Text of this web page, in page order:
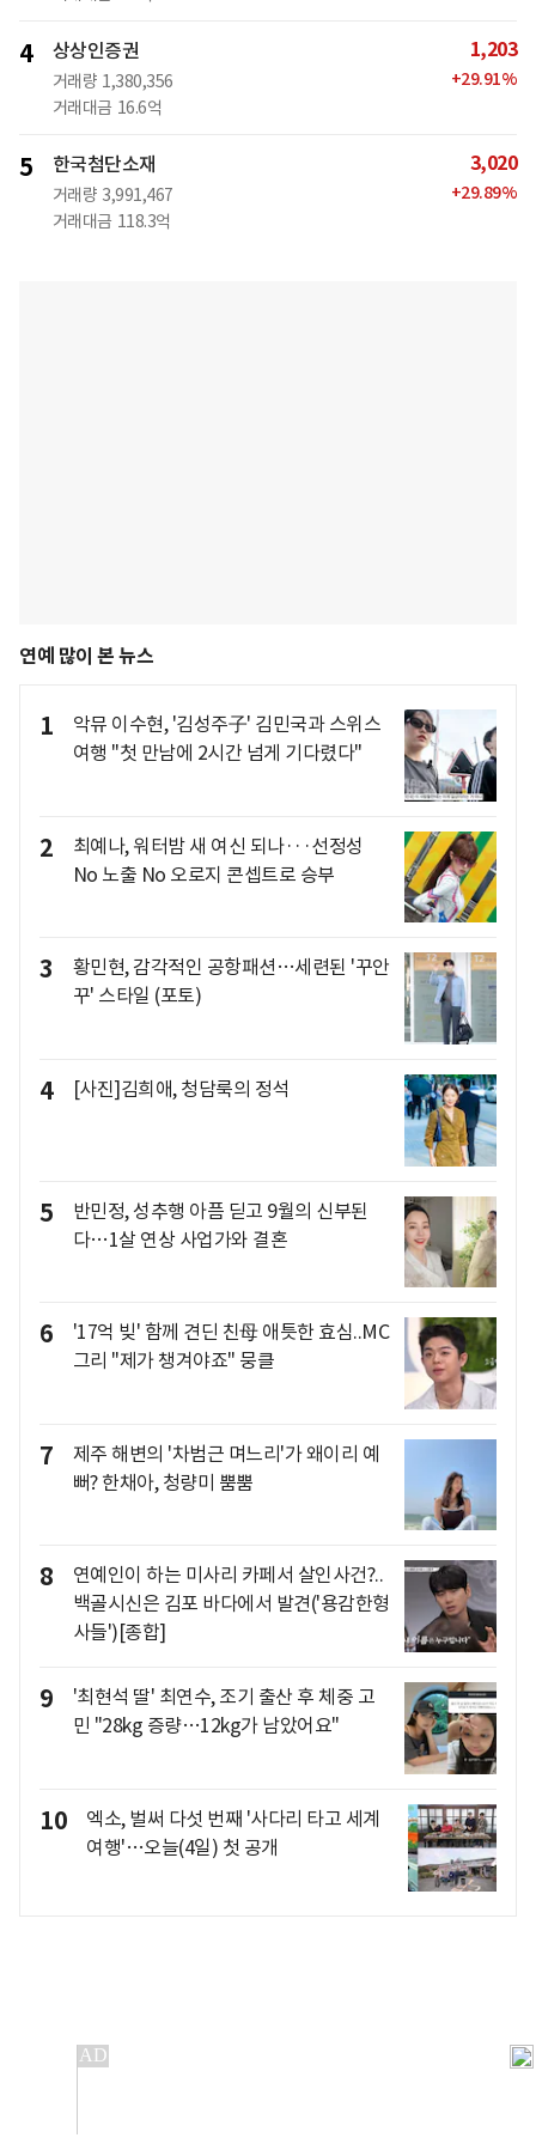
4 상상인증권
거래량 1,380,356
거래대금 16.6억
1,203
+29.91%
5 한국첨단소재
거래량 3,991,467
거래대금 118.3억
3,020
+29.89%
연예 많이 본 뉴스
1
악뮤 이수현, '김성주子' 김민국과 스위스
여행 "첫 만남에 2시간 넘게 기다렸다"
2
최예나, 워터밤 새 여신 되나···선정성
No 노출 No 오로지 콘셉트로 승부
3
황민현, 감각적인 공항패션…세련된 '꾸안
꾸' 스타일 (포토)
4 [사진]김희애, 청담룩의 정석
5
반민정, 성추행 아픔 딛고 9월의 신부된
다…1살 연상 사업가와 결혼
6
'17억 빚' 함께 견딘 친母 애틋한 효심..MC
그리 "제가 챙겨야죠" 뭉클
7
제주 해변의 '차범근 며느리'가 왜이리 예
뻐? 한채아, 청량미 뿜뿜
8
연예인이 하는 미사리 카페서 살인사건?..
백골시신은 김포 바다에서 발견('용감한형
사들')[종합]
9
'최현석 딸' 최연수, 조기 출산 후 체중 고
민 "28kg 증량…12kg가 남았어요"
10
엑소, 벌써 다섯 번째 '사다리 타고 세계
여행'…오늘(4일) 첫 공개